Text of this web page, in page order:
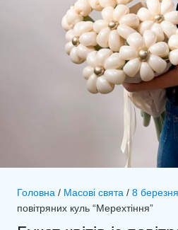
Головна / Масові свята / 8 березня
повітряних куль “Мерехтіння”